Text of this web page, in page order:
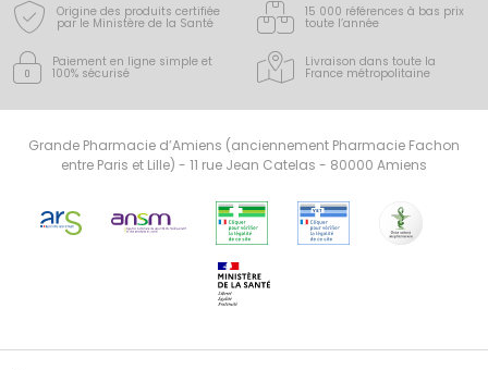
Origine des produits certifiée
par le Ministère de la Santé
15 000 références à bas prix
toute l’année
Paiement en ligne simple et
100% sécurisé
Livraison dans toute la
France métropolitaine
Grande Pharmacie d’Amiens (anciennement Pharmacie Fachon
entre Paris et Lille) - 11 rue Jean Catelas - 80000 Amiens